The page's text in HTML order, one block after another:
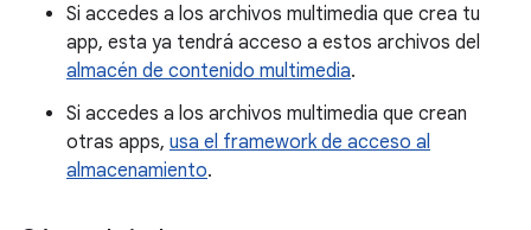
Si accedes a los archivos multimedia que crea tu
app, esta ya tendrá acceso a estos archivos del
almacén de contenido multimedia.
Si accedes a los archivos multimedia que crean
otras apps, usa el framework de acceso al
almacenamiento.